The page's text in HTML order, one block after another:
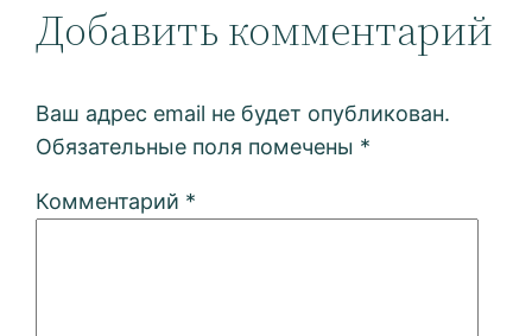
Добавить комментарий
Ваш адрес email не будет опубликован.
Обязательные поля помечены *
Комментарий *